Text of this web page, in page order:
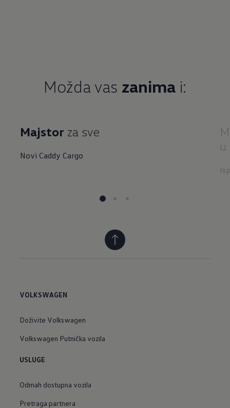
Možda vas zanima
Majstor
Novi Caddy Cargo
u
VOLKSWAGEN
Doživite Volkswagen
Volkswagen Putnička vozila
USLUGE
Odmah dostupna vozila
Pretraga partnera